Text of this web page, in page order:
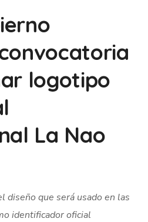
logotipo
La Nao
diseño que será usado en las
identificador oficial